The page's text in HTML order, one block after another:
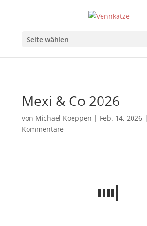
Seite wählen
Mexi & Co 2026
von Michael Koeppen | Feb. 14, 2026|
Kommentare